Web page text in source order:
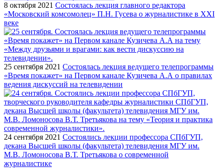
8 октября 2021 Состоялась лекция главного редактора
«Московский комсомолец» П.Н. Гусева о журналистике в XXI
веке
25 сентября 2021 Состоялась лекция ведущего телепрограммы
«Время покажет» на Первом канале Кузичева А.А о правилах
ведения дискуссий на телевидении
24 сентября 2021 Состоялись лекции профессора СПбГУП,
декана Высшей школы (факультета) телевидения МГУ им.
М.В. Ломоносова В.Т. Третьякова о современной
журналистике